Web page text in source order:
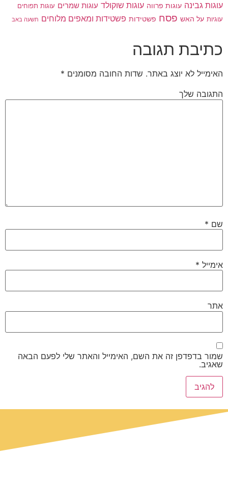
עוגות גבינה עוגות פרווה עוגות שוקולד עוגות שמרים עוגות תפוחים
עוגיות על האש פסח פשטידות פשטידות ומאפים מלוחים תשעה באב
כתיבת תגובה
האימייל לא יוצג באתר. שדות החובה מסומנים *
התגובה שלך
שם *
אימייל *
אתר
שמור בדפדפן זה את השם, האימייל והאתר שלי לפעם הבאה
שאגיב.